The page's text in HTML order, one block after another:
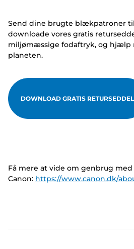
Send dine brugte blækpatroner
downloade vores gratis
miljømæssige fodaftryk, og hjælp
planeten.
DOWNLOAD GRATIS RETURSEDDEL
Få mere at vide om genbrug med
Canon: https://www.canon.dk/